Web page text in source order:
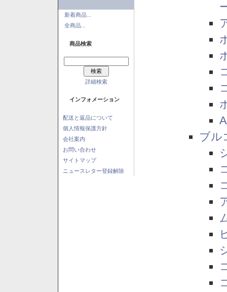
新着商品...
全商品...
商品検索
詳細検索
インフォメーション
配送と返品について
個人情報保護方針
会社案内
お問い合わせ
サイトマップ
ニュースレター登録解除
ブル